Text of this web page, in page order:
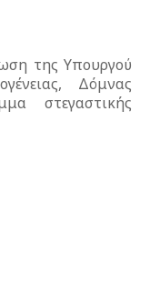
της Υπουργού
Δόμνας
στεγαστικής